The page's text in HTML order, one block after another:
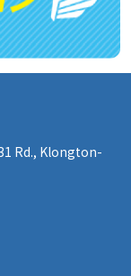
Rd., Klongton-